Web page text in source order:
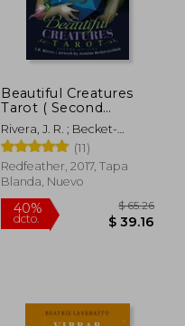
Beautiful Creatures
Tarot ( Second
Edition ) (en Inglés)
Rivera, J. R. ; Becket-
Griffith, Jasmine
(11)
Redfeather, 2017, Tapa
Blanda, Nuevo